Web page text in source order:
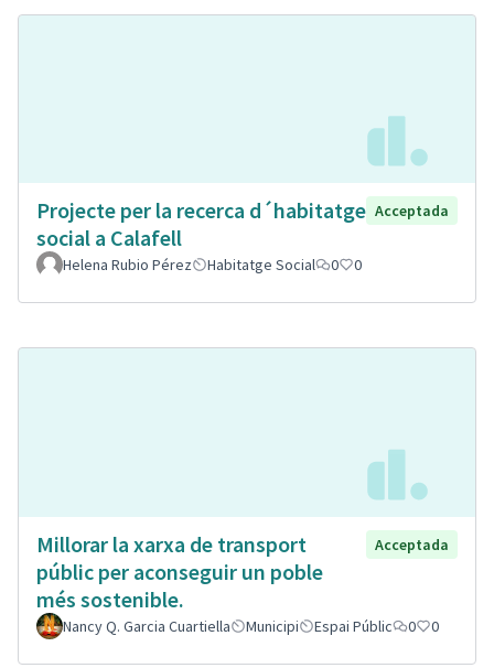
Projecte per la recerca d´habitatge
social a Calafell
Acceptada
Helena Rubio Pérez Habitatge Social 0 0
Millorar la xarxa de transport
públic per aconseguir un poble
més sostenible.
Acceptada
Nancy Q. Garcia Cuartiella Municipi Espai Públic 0 0